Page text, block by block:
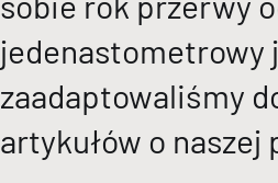
jedenastometrowy
zaadaptowaliśmy
artykułów o naszej